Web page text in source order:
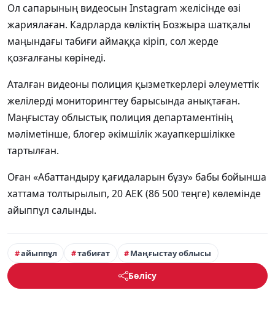
Ол сапарының видеосын Instagram желісінде өзі
жариялаған. Кадрларда көліктің Бозжыра шатқалы
маңындағы табиғи аймаққа кіріп, сол жерде
қозғалғаны көрінеді.
Аталған видеоны полиция қызметкерлері әлеуметтік
желілерді мониторингтеу барысында анықтаған.
Маңғыстау облыстық полиция департаментінің
мәліметінше, блогер әкімшілік жауапкершілікке
тартылған.
Оған «Абаттандыру қағидаларын бұзу» бабы бойынша
хаттама толтырылып, 20 АЕК (86 500 теңге) көлемінде
айыппұл салынды.
айыппұл табиғат Маңғыстау облысы
Бөлісу